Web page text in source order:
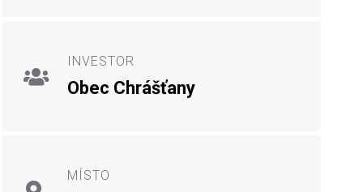
INVESTOR
Obec Chrášťany
MÍSTO